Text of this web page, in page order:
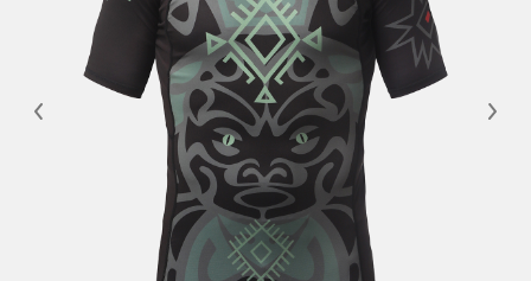
Previous